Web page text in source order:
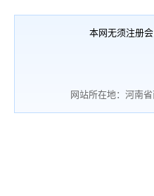
本网无须注册
网站所在地：河南